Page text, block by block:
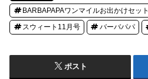
BARBAPAPAワンマイルお出かけセット
スウィート11月号 バーバパパ
ポスト